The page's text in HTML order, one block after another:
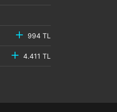
994 TL
4.411 TL